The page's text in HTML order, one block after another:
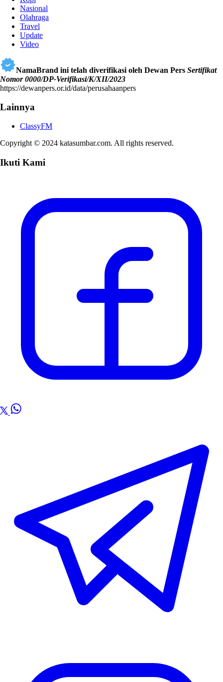
Nasional
Olahraga
Travel
Update
Video
NamaBrand ini telah diverifikasi oleh Dewan Pers Sertifikat
Nomor 0000/DP-Verifikasi/K/XII/2023
https://dewanpers.or.id/data/perusahaanpers
Lainnya
ClassyFM
Copyright © 2024 katasumbar.com. All rights reserved.
Ikuti Kami